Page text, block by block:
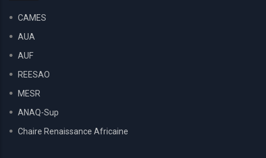
CAMES
AUA
AUF
REESAO
MESR
ANAQ-Sup
Chaire Renaissance Africaine